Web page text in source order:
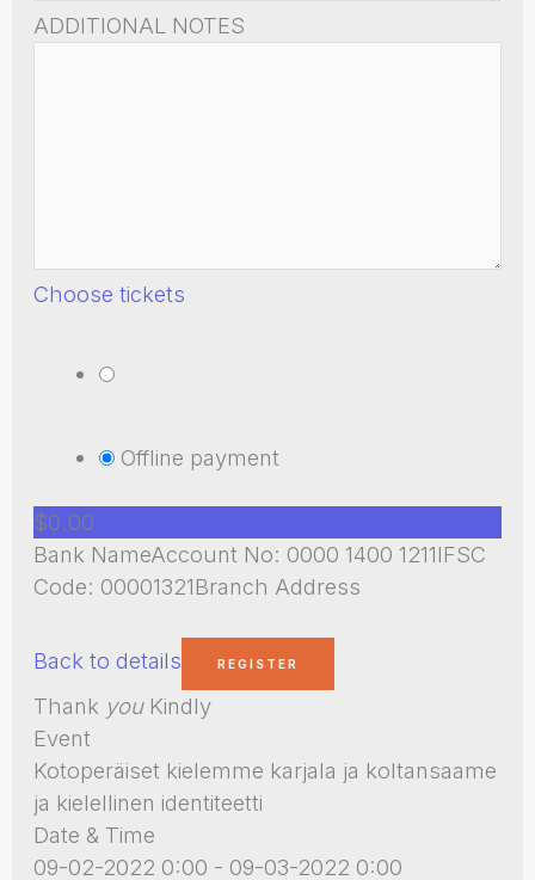
ADDITIONAL NOTES
Choose tickets
Offline payment
$0.00
Bank NameAccount No: 0000 1400 1211IFSC
Code: 00001321Branch Address
Back to details
Thank youKindly
Event
Kotoperäiset kielemme karjala ja koltansaame
ja kielellinen identiteetti
Date & Time
09-02-2022 0:00 - 09-03-2022 0:00